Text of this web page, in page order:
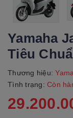
Yamaha
Tiêu
Thương hiệu:
Tình trạng: Còn